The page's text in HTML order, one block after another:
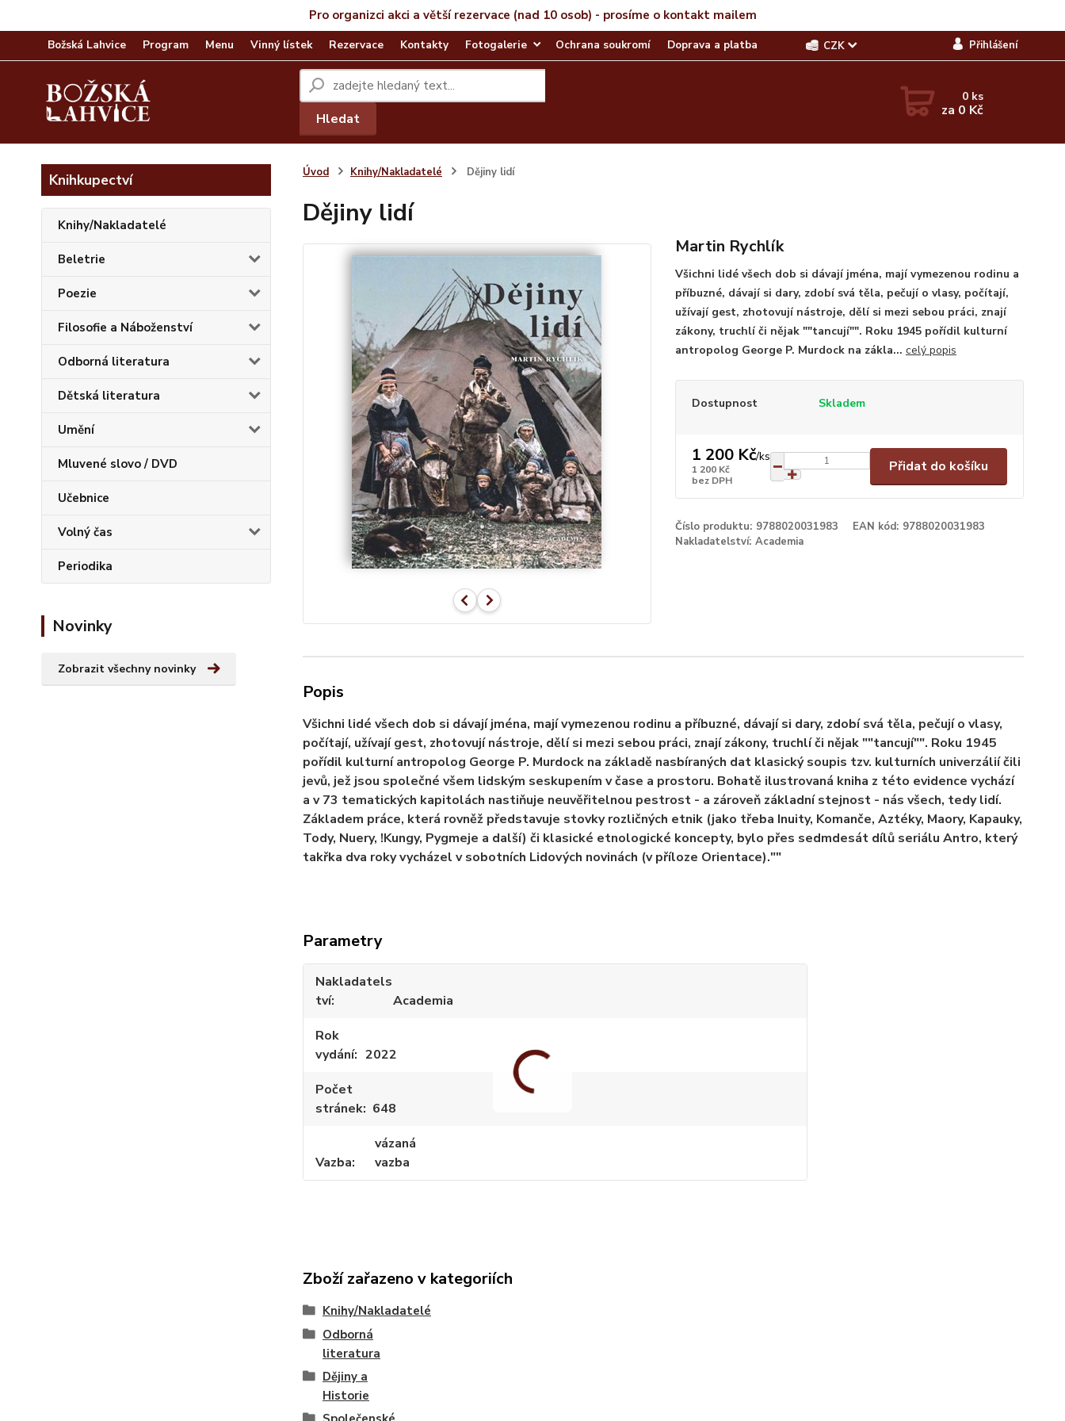
Pro organizci akci a větší rezervace (nad 10 osob) - prosíme o kontakt mailem
Božská Lahvice Program Menu Vinný lístek Rezervace Kontakty Fotogalerie Ochrana soukromí Doprava a platba CZK Přihlášení
Hledat
0 ks
za 0 Kč
Knihkupectví
Knihy/Nakladatelé
Beletrie
Poezie
Filosofie a Náboženství
Odborná literatura
Dětská literatura
Umění
Mluvené slovo / DVD
Učebnice
Volný čas
Periodika
Novinky
Zobrazit všechny novinky
Úvod Knihy/Nakladatelé Dějiny lidí
Dějiny lidí
Martin Rychlík
Všichni lidé všech dob si dávají jména, mají vymezenou rodinu a
příbuzné, dávají si dary, zdobí svá těla, pečují o vlasy, počítají,
užívají gest, zhotovují nástroje, dělí si mezi sebou práci, znají
zákony, truchlí či nějak ""tancují"". Roku 1945 pořídil kulturní
antropolog George P. Murdock na zákla... celý popis
Dostupnost Skladem
1 200 Kč/ks
1 200 Kč
bez DPH
Přidat do košíku
Číslo produktu: 9788020031983 EAN kód: 9788020031983
Nakladatelství: Academia
Popis
Všichni lidé všech dob si dávají jména, mají vymezenou rodinu a příbuzné, dávají si dary, zdobí svá těla, pečují o vlasy,
počítají, užívají gest, zhotovují nástroje, dělí si mezi sebou práci, znají zákony, truchlí či nějak ""tancují"". Roku 1945
pořídil kulturní antropolog George P. Murdock na základě nasbíraných dat klasický soupis tzv. kulturních univerzálií čili
jevů, jež jsou společné všem lidským seskupením v čase a prostoru. Bohatě ilustrovaná kniha z této evidence vychází
a v 73 tematických kapitolách nastiňuje neuvěřitelnou pestrost - a zároveň základní stejnost - nás všech, tedy lidí.
Základem práce, která rovněž představuje stovky rozličných etnik (jako třeba Inuity, Komanče, Aztéky, Maory, Kapauky,
Tody, Nuery, !Kungy, Pygmeje a další) či klasické etnologické koncepty, bylo přes sedmdesát dílů seriálu Antro, který
takřka dva roky vycházel v sobotních Lidových novinách (v příloze Orientace).""
Parametry
Nakladatels
tví
Academia
Rok
vydání
2022
Počet
stránek 648
Vazba
vázaná
vazba
Zboží zařazeno v kategoriích
Knihy/Nakladatelé
Odborná
literatura
Dějiny a
Historie